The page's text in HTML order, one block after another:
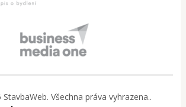
Všechna práva vyhrazena..